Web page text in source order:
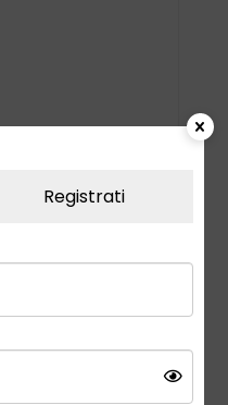
Registrati